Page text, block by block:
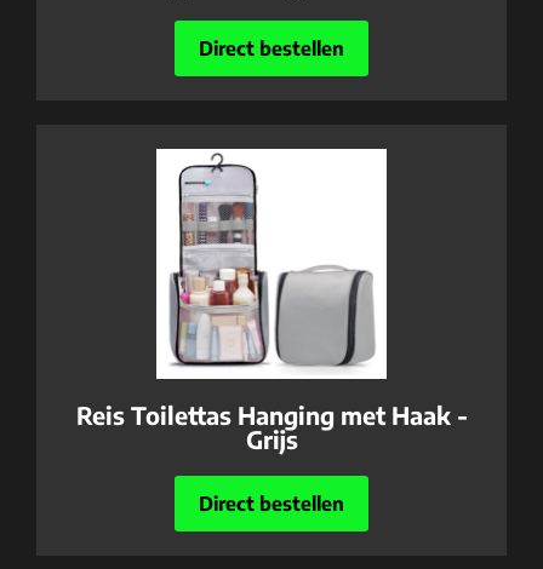
Direct bestellen
Reis Toilettas Hanging met Haak -
Grijs
Direct bestellen